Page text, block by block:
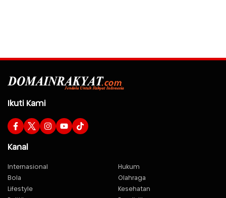
Ikuti Kami
Kanal
Internasional
Hukum
Bola
Olahraga
Lifestyle
Kesehatan